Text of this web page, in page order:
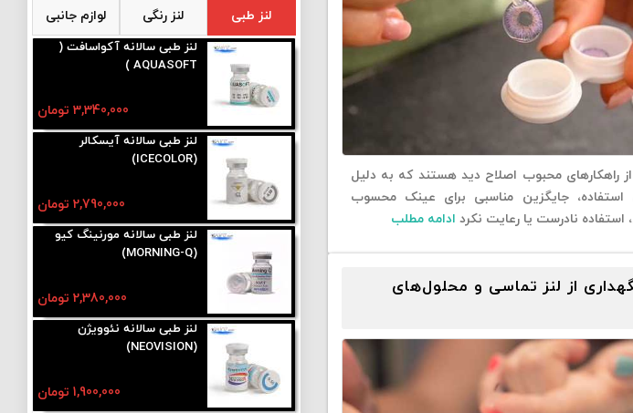
راهکارهای محبوب اصلاح دید هستند که به دلیل
استفاده، جایگزین مناسبی برای عینک محسوب
نادرست یا رعایت نکردادامه مطلب
از لنز تماسی و محلول‌های
لنز طبی لنز رنگی لوازم جانبی
لنز طبی سالانه آکواسافت (
AQUASOFT )
3,340,000 تومان
لنز طبی سالانه آیسکالر
(ICECOLOR)
2,790,000 تومان
لنز طبی سالانه مورنینگ کیو
(MORNING-Q)
2,380,000 تومان
لنز طبی سالانه نئوویژن
(NEOVISION)
1,900,000 تومان